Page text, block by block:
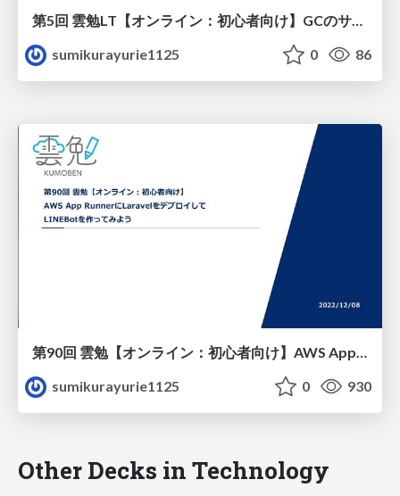
第5回 雲勉LT【オンライン：初心者向け】GCのサービスだけでCI_CDを構築してみよう
sumikurayurie1125
0 86
第90回 雲勉【オンライン：初心者向け】AWS App RunnerにLaravelをデプロイしてLINEBotを作ってみよう
sumikurayurie1125
0 930
Other Decks in Technology